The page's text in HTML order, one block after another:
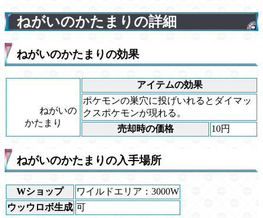
ねがいのかたまりの詳細
ねがいのかたまりの効果
ねがいの
かたまり
アイテムの効果
ポケモンの巣穴に投げいれるとダイマッ
クスポケモンが現れる。
売却時の価格
10円
ねがいのかたまりの入手場所
Wショップ
ワイルドエリア：3000W
ウッウロボ生成 可